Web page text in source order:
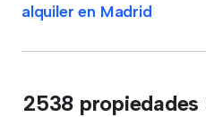
alquiler en Madrid
2538 propiedades